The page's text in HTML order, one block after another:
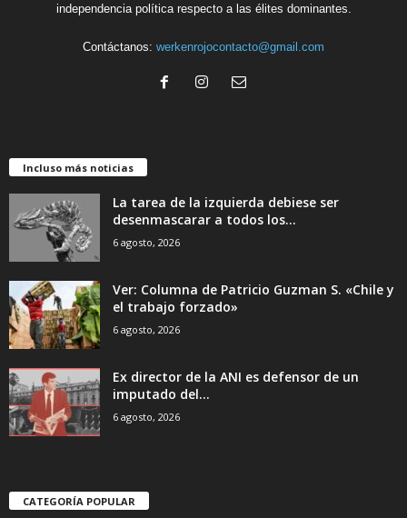
independencia política respecto a las élites dominantes.
Contáctanos: werkenrojocontacto@gmail.com
Incluso más noticias
La tarea de la izquierda debiese ser
desenmascarar a todos los...
6 agosto, 2026
Ver: Columna de Patricio Guzman S. «Chile y
el trabajo forzado»
6 agosto, 2026
Ex director de la ANI es defensor de un
imputado del...
6 agosto, 2026
CATEGORÍA POPULAR